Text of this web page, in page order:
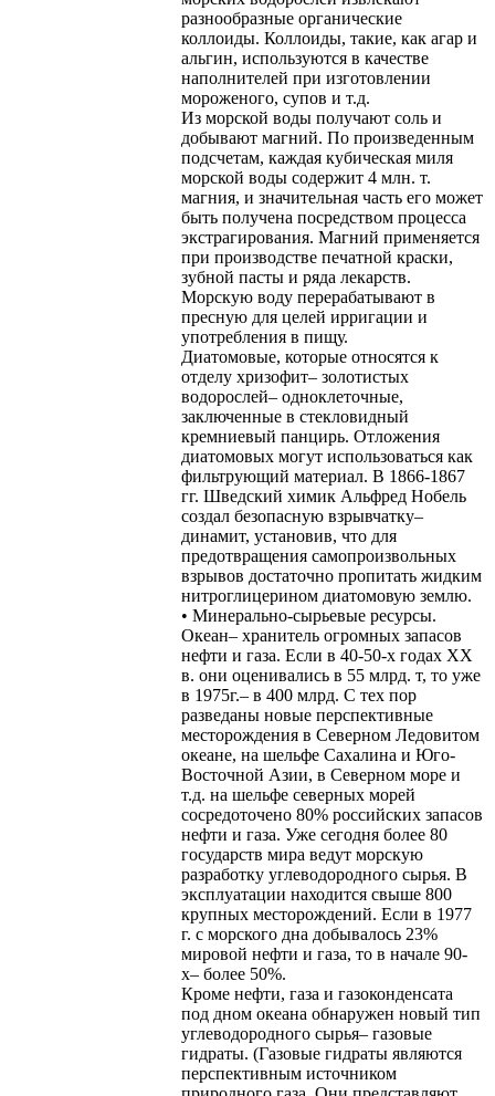
разнообразные органические
коллоиды. Коллоиды, такие, как агар и
альгин, используются в качестве
наполнителей при изготовлении
мороженого, супов и т.д.
Из морской воды получают соль и
добывают магний. По произведенным
подсчетам, каждая кубическая миля
морской воды содержит 4 млн. т.
магния, и значительная часть его может
быть получена посредством процесса
экстрагирования. Магний применяется
при производстве печатной краски,
зубной пасты и ряда лекарств.
Морскую воду перерабатывают в
пресную для целей ирригации и
употребления в пищу.
Диатомовые, которые относятся к
отделу хризофит– золотистых
водорослей– одноклеточные,
заключенные в стекловидный
кремниевый панцирь. Отложения
диатомовых могут использоваться как
фильтрующий материал. В 1866-1867
гг. Шведский химик Альфред Нобель
создал безопасную взрывчатку–
динамит, установив, что для
предотвращения самопроизвольных
взрывов достаточно пропитать жидким
нитроглицерином диатомовую землю.
• Минерально-сырьевые ресурсы.
Океан– хранитель огромных запасов
нефти и газа. Если в 40-50-х годах ХХ
в. они оценивались в 55 млрд. т, то уже
в 1975г.– в 400 млрд. С тех пор
разведаны новые перспективные
месторождения в Северном Ледовитом
океане, на шельфе Сахалина и Юго-
Восточной Азии, в Северном море и
т.д. на шельфе северных морей
сосредоточено 80% российских запасов
нефти и газа. Уже сегодня более 80
государств мира ведут морскую
разработку углеводородного сырья. В
эксплуатации находится свыше 800
крупных месторождений. Если в 1977
г. с морского дна добывалось 23%
мировой нефти и газа, то в начале 90-
х– более 50%.
Кроме нефти, газа и газоконденсата
под дном океана обнаружен новый тип
углеводородного сырья– газовые
гидраты. (Газовые гидраты являются
перспективным источником